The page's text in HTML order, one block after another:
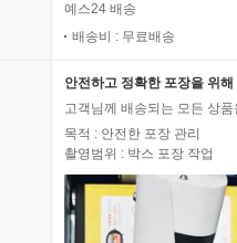
예스24 배송
배송비 : 무료배송
안전하고 정확한 포장을 위
고객님께 배송되는 모든 상
목적 : 안전한 포장 관리
촬영범위 : 박스 포장 작업